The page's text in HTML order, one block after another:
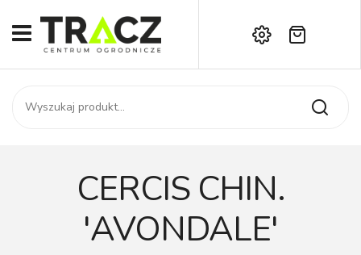
START
SKLEP
AKTUALNOŚCI
Kontakt
Brak produktów w koszyku.
CERCIS CHIN.
'AVONDALE'